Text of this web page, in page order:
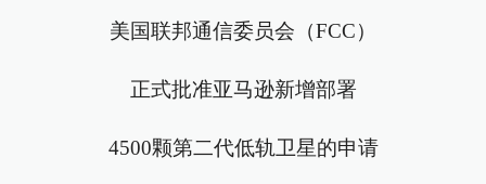
美国联邦通信委员会（FCC）
正式批准亚马逊新增部署
4500颗第二代低轨卫星的申请